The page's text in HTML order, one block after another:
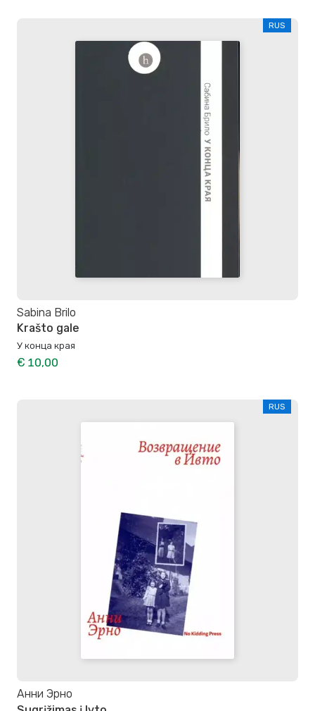
RUS
Sabina Brilo
Krašto gale
У конца края
€ 10,00
RUS
Анни Эрно